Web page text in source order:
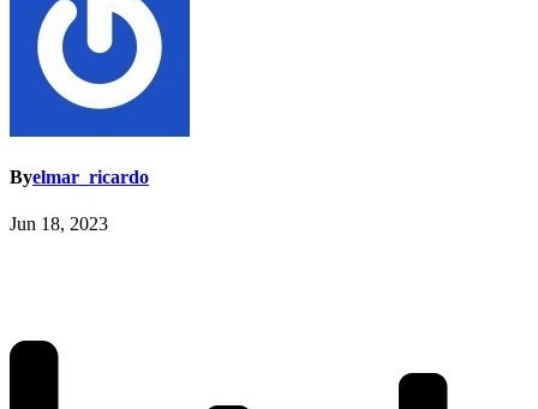
Byelmar_ricardo
Jun 18, 2023